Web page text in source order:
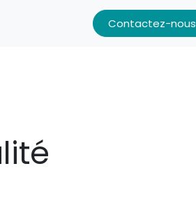
Contactez-nous